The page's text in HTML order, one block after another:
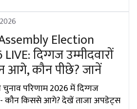
Election
दिग्गज उम्मीदवारों
आगे, कौन पीछे? जानें
परिणाम 2026 में दिग्गज
कौन किससे आगे? देखें ताजा अपडेट्स